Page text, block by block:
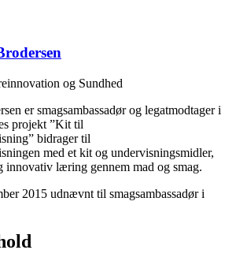
og Sundhed
er smagsambassadør og legatmodtager i
projekt ”Kit til
bidrager til
med et kit og undervisningsmidler,
innovativ læring gennem mad og smag.
2015 udnævnt til smagsambassadør i